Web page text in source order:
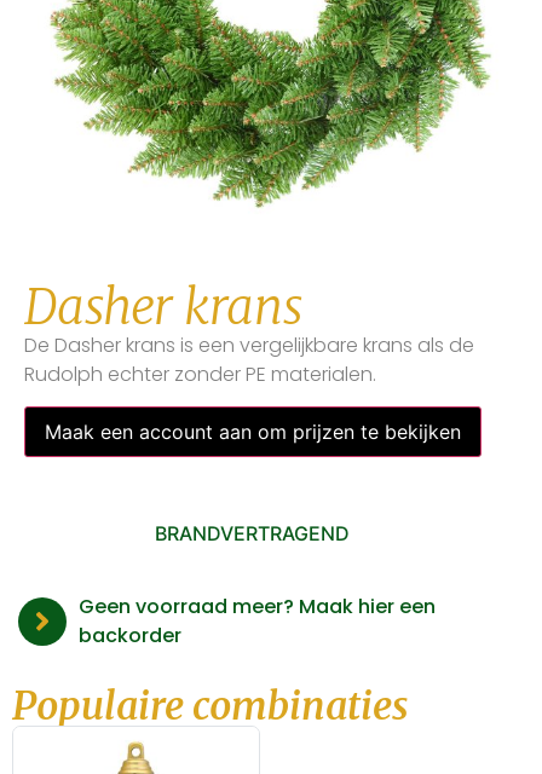
Dasher krans
De Dasher krans is een vergelijkbare krans als de
Rudolph echter zonder PE materialen.
Maak een account aan om prijzen te bekijken
BRANDVERTRAGEND
Geen voorraad meer? Maak hier een
backorder
Populaire combinaties